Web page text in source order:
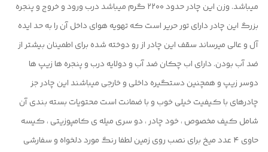
میباشد. وزن این چادر حدود ۲۲۰۰ گرم میباشد درب ورود و خروج و پنجره
بزرگ این چادر دارای تور حریر است که تهویه هوای داخل آن را به حد ایده
آل و عالی میرساند سقف این چادر از رو دوخته شده برای اطمینان بیشتر از
ضد آب بودن. دارای اب چکان ضد آب و دولایه درب و پنجره ها زیپ ها
دوسر زیپ و همچنین دستگیره داخلی و خارجی میباشند این چادر جز
چادرهای با کیفیت خیلی خوب و با ضمانت است محتویات بسته بندی آن
شامل کیف مخصوص ، خود چادر ، دو سری میله ی کامپوزیتی ، کیسه
حاوی ۴ عدد میخ برای نصب روی زمین لطفا رنگ مورد دلخواه و سفارشی